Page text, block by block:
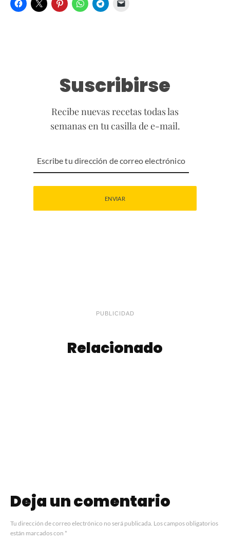
Suscribirse
Recibe nuevas recetas todas las
semanas en tu casilla de e-mail.
PUBLICIDAD
Relacionado
Deja un comentario
Tu dirección de correo electrónico no será publicada. Los campos obligatorios
están marcados con *